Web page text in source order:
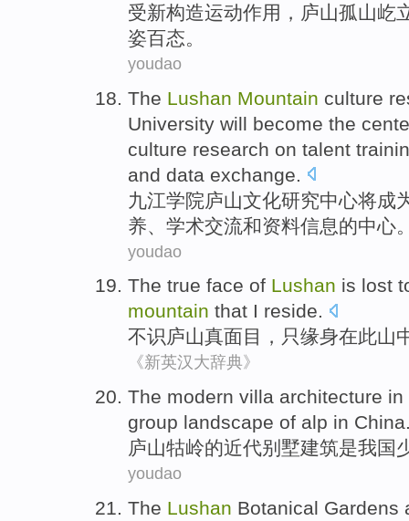
受新构造运动作用 ， 庐山孤山屹
姿百态。
youdao
The Lushan Mountain culture
University will become the
culture research on talent
and data exchange.
九江学院庐山文化研究中心将成
养
学术交流和资料信息的中心
youdao
The true face of Lushan is lost
mountain that I reside.
不识庐山真面目 ，只缘身在此山
《新英汉大辞典》
The modern villa architecture in
group landscape of alp in China
庐山牯岭的近代别墅建筑是我国
youdao
The Lushan Botanical Gardens